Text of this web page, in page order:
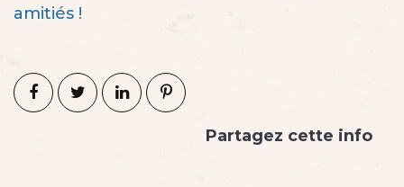
amitiés !
Partagez cette info